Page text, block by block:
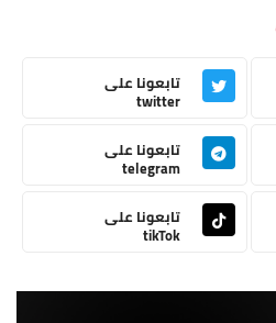
تابعونا على
twitter
تابعونا على
telegram
تابعونا على
tikTok